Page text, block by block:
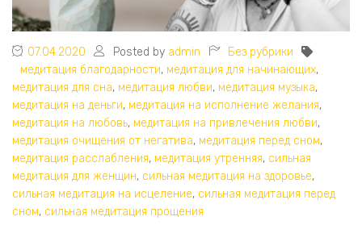
07.04.2020 Posted by admin
Без рубрики
медитация благодарности, медитация для начинающих,
медитация для сна, медитация любви, медитация музыка,
медитация на деньги, медитация на исполнение желания,
медитация на любовь, медитация на привлечения любви,
медитация очищения от негатива, медитация перед сном,
медитация расслабления, медитация утренняя, сильная
медитация для женщин, сильная медитация на здоровье,
сильная медитация на исцеление, сильная медитация перед
сном, сильная медитация прощения